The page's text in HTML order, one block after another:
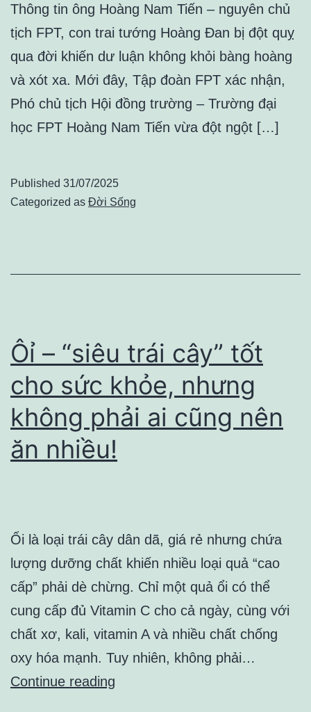
Thông tin ông Hoàng Nam Tiến – nguyên chủ
tịch FPT, con trai tướng Hoàng Đan bị đột quỵ
qua đời khiến dư luận không khỏi bàng hoàng
và xót xa. Mới đây, Tập đoàn FPT xác nhận,
Phó chủ tịch Hội đồng trường – Trường đại
học FPT Hoàng Nam Tiến vừa đột ngột […]
Published 31/07/2025
Categorized as Đời Sống
Ôỉ – “siêu trái cây” tốt
cho sức khỏe, nhưng
không phải ai cũng nên
ăn nhiều!
Ổi là loại trái cây dân dã, giá rẻ nhưng chứa
lượng dưỡng chất khiến nhiều loại quả “cao
cấp” phải dè chừng. Chỉ một quả ổi có thể
cung cấp đủ Vitamin C cho cả ngày, cùng với
chất xơ, kali, vitamin A và nhiều chất chống
oxy hóa mạnh. Tuy nhiên, không phải…
Continue reading